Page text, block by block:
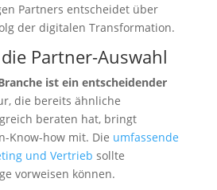
Partners entscheidet über
der digitalen Transformation.
Partner-Auswahl
ist ein entscheidender
die bereits ähnliche
beraten hat, bringt
Know-how mit. Die umfassende
und Vertrieb sollte
vorweisen können.